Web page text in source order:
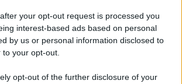
your opt-out request is processed you
interest-based ads based on personal
by us or personal information disclosed to
your opt-out.
opt-out of the further disclosure of your
585 586 587 588
589
593